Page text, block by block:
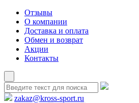
Отзывы
О компании
Доставка и оплата
Обмен и возврат
Акции
Контакты
zakaz@kross-sport.ru